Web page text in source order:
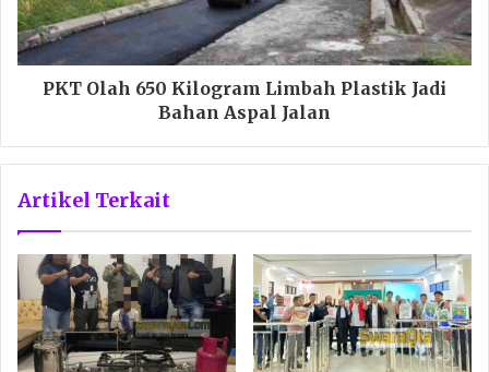
PKT Olah 650 Kilogram Limbah Plastik Jadi
Bahan Aspal Jalan
Artikel Terkait